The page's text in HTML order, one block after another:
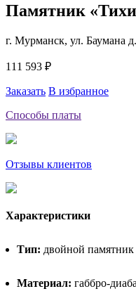
Памятник
г. Мурманск, ул. Баумана
111 593 ₽
Заказать В избранное
Способы платы
Отзывы клиентов
Характеристики
Тип: двойной памятник
Материал: габбро-